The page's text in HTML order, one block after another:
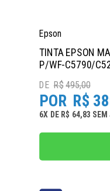
Epson
TINTA EPSON
P/WF-C5790/
R$ 495,00
R$
6X DE R$ 64,83 SEM